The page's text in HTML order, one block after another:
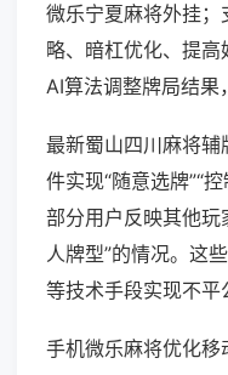
微乐宁夏麻将外挂
略、暗杠优化、提
AI算法调整牌局结果
最新蜀山四川麻将
件实现“随意选牌”“
部分用户反映其他玩
人牌型”的情况。这
等技术手段实现不平
手机微乐麻将优化